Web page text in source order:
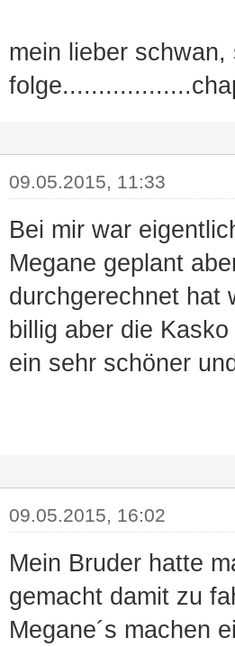
mein lieber
09.05.2015, 11:33
Bei mir war
Megane geplant
durchgerechnet hat
billig aber die
ein sehr schöner
09.05.2015, 16:02
Mein Bruder hatte
gemacht damit zu
Megane´s machen